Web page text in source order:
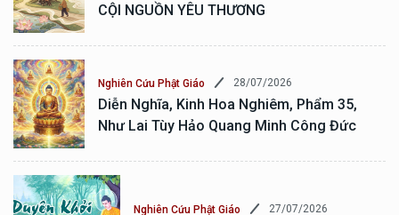
CỘI NGUỒN YÊU THƯƠNG
Nghiên Cứu Phật Giáo 28/07/2026
Diễn Nghĩa, Kinh Hoa Nghiêm, Phẩm 35,
Như Lai Tùy Hảo Quang Minh Công Đức
Nghiên Cứu Phật Giáo 27/07/2026